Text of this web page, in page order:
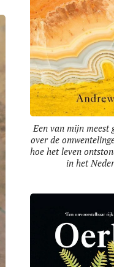
Een van mijn meest
over de
hoe het leven
in het